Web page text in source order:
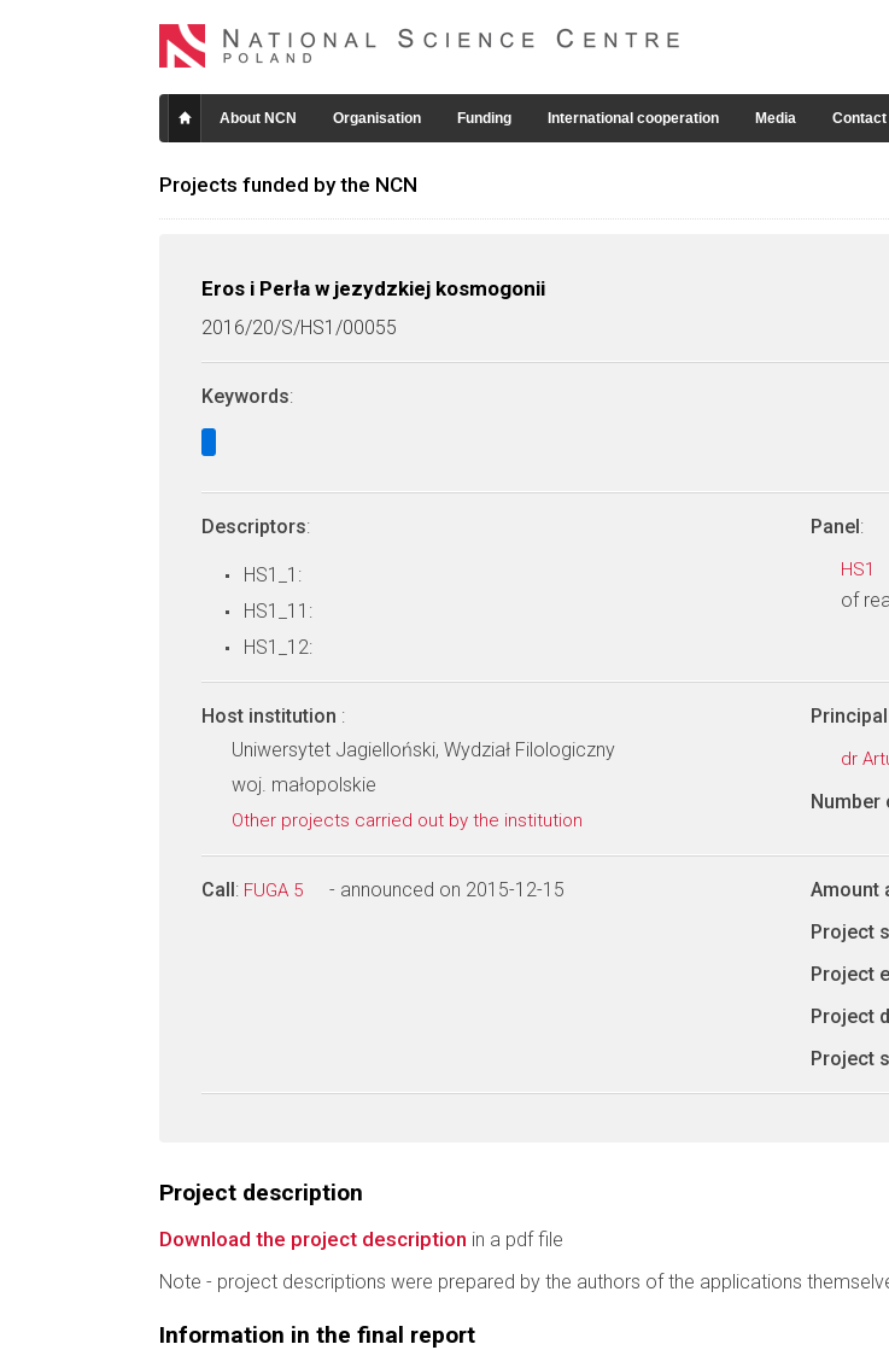
About NCN Organisation Funding International cooperation Media Contact
Projects funded by the NCN
Eros i Perła w jezydzkiej kosmogonii
2016/20/S/HS1/00055
Keywords:
Descriptors:
HS1_1:
HS1_11:
HS1_12:
Panel:
HS1
of
Host institution :
Uniwersytet Jagielloński, Wydział Filologiczny
woj. małopolskie
Other projects carried out by the institution
dr
Call: FUGA 5 - announced on 2015-12-15 Amount
Project
Project
Project
Project
Project description
Download the project description in a pdf file
Note - project descriptions were prepared by the authors of the applications
Information in the final report